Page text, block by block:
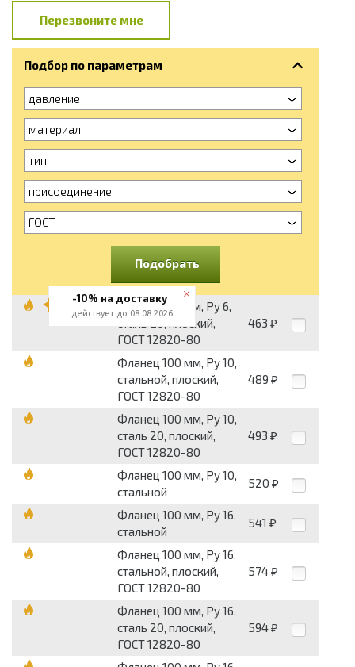
Перезвоните мне
Подбор по параметрам
давление
материал
тип
присоединение
ГОСТ
Подобрать
Фланец 100 мм, Pу 6,
сталь 20, плоский,
ГОСТ 12820-80
463 ₽
Фланец 100 мм, Pу 10,
стальной, плоский,
ГОСТ 12820-80
489 ₽
Фланец 100 мм, Pу 10,
сталь 20, плоский,
ГОСТ 12820-80
493 ₽
Фланец 100 мм, Pу 10,
стальной
520 ₽
Фланец 100 мм, Pу 16,
стальной
541 ₽
Фланец 100 мм, Pу 16,
стальной, плоский,
ГОСТ 12820-80
574 ₽
Фланец 100 мм, Pу 16,
сталь 20, плоский,
ГОСТ 12820-80
594 ₽
-10% на доставку
действует до 08.08.2026